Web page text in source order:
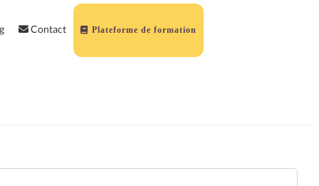
Contact Plateforme de formation